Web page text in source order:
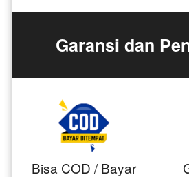
Garansi dan
Bisa COD / Bayar